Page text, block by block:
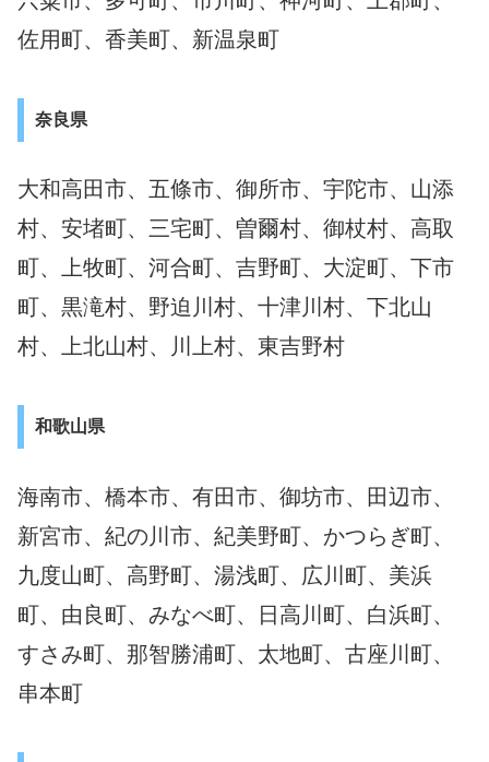
佐用町、香美町、新温泉町
奈良県
大和高田市、五條市、御所市、宇陀市、山添
村、安堵町、三宅町、曽爾村、御杖村、高取
町、上牧町、河合町、吉野町、大淀町、下市
町、黒滝村、野迫川村、十津川村、下北山
村、上北山村、川上村、東吉野村
和歌山県
海南市、橋本市、有田市、御坊市、田辺市、
新宮市、紀の川市、紀美野町、かつらぎ町、
九度山町、高野町、湯浅町、広川町、美浜
町、由良町、みなべ町、日高川町、白浜町、
すさみ町、那智勝浦町、太地町、古座川町、
串本町